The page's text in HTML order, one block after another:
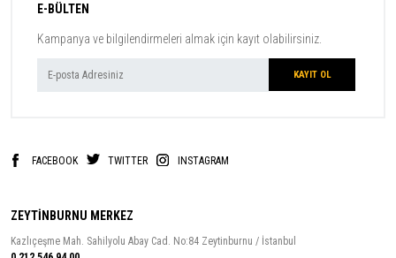
E-BÜLTEN
Kampanya ve bilgilendirmeleri almak için kayıt olabilirsiniz.
FACEBOOK TWITTER INSTAGRAM
ZEYTİNBURNU MERKEZ
Kazlıçeşme Mah. Sahilyolu Abay Cad. No:84 Zeytinburnu / İstanbul